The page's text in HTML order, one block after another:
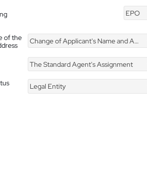
EPO
of the
Change of Applicant's Name and Address
The Standard Agent's Assignment
Legal Entity